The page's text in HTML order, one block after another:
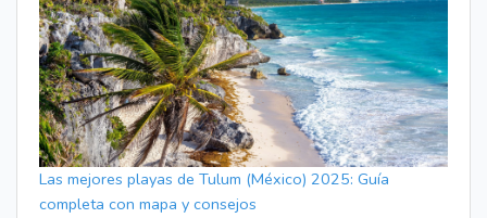
Las mejores playas de Tulum (México) 2025: Guía
completa con mapa y consejos